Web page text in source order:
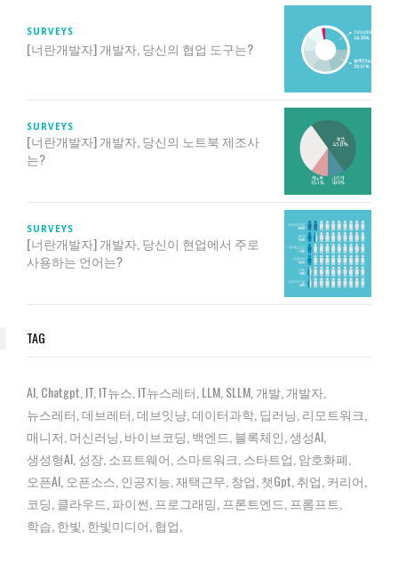
SURVEYS
[너란개발자] 개발자, 당신의 협업 도구는?
SURVEYS
[너란개발자] 개발자, 당신의 노트북 제조사
는?
SURVEYS
[너란개발자] 개발자, 당신이 현업에서 주로
사용하는 언어는?
TAG
AI Chatgpt IT IT뉴스 IT뉴스레터 LLM SLLM 개발 개발자
뉴스레터 데브레터 데브잇냥 데이터과학 딥러닝 리모트워크
매니저 머신러닝 바이브코딩 백엔드 블록체인 생성AI
생성형AI 성장 소프트웨어 스마트워크 스타트업 암호화폐
오픈AI 오픈소스 인공지능 재택근무 창업 챗gpt 취업 커리어
코딩 클라우드 파이썬 프로그래밍 프론트엔드 프롬프트
학습 한빛 한빛미디어 협업